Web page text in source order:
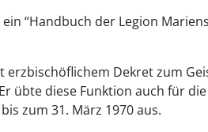
“Handbuch der Legion
erzbischöflichem Dekret zum
übte diese Funktion auch für
zum 31. März 1970 aus.